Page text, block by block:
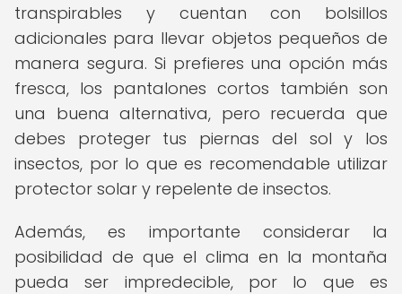
transpirables y cuentan con bolsillos
adicionales para llevar objetos pequeños de
manera segura. Si prefieres una opción más
fresca, los pantalones cortos también son
una buena alternativa, pero recuerda que
debes proteger tus piernas del sol y los
insectos, por lo que es recomendable utilizar
protector solar y repelente de insectos.
Además, es importante considerar la
posibilidad de que el clima en la montaña
pueda ser impredecible, por lo que es